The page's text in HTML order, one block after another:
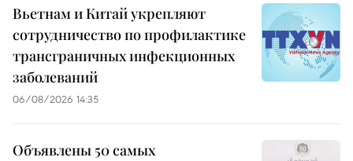
Вьетнам и Китай укрепляют
сотрудничество по профилактике
трансграничных инфекционных
заболеваний
06/08/2026 14:35
Объявлены 50 самых